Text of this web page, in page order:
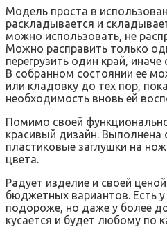
Модель проста в
раскладывается и
можно использовать, не
Можно расправить только
перегрузить один край,
В собранном состоянии ее
или кладовку до тех пор,
необходимость вновь ей
Помимо своей
красивый дизайн. Выполнена
пластиковые заглушки на
цвета.
Радует изделие и своей
бюджетных вариантов. Есть
подороже, но даже у более
кусается и будет любому по